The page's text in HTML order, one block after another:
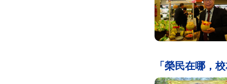
「榮民在哪，